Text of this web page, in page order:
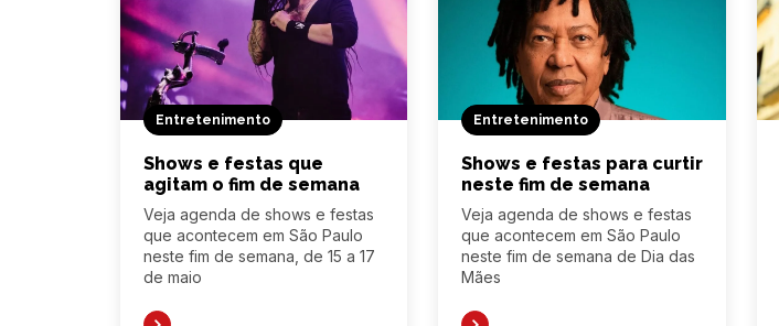
Entretenimento
Shows e festas que
agitam o fim de semana
Veja agenda de shows e festas
que acontecem em São Paulo
neste fim de semana, de 15 a 17
de maio
Entretenimento
Shows e festas para curtir
neste fim de semana
Veja agenda de shows e festas
que acontecem em São Paulo
neste fim de semana de Dia das
Mães